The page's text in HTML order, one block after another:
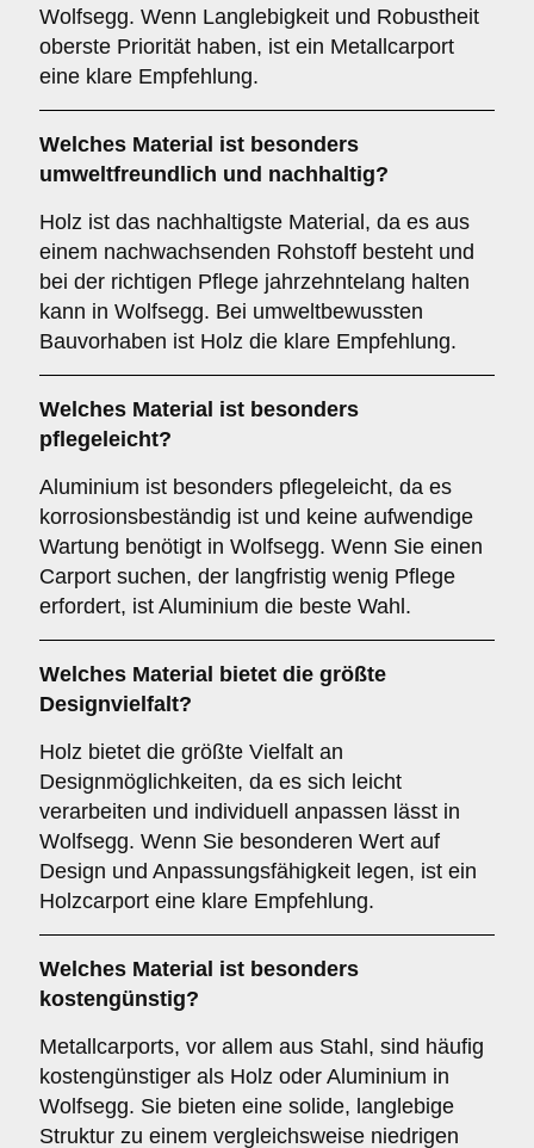
Wolfsegg. Wenn Langlebigkeit und Robustheit
oberste Priorität haben, ist ein Metallcarport
eine klare Empfehlung.
Welches Material ist besonders
umweltfreundlich und nachhaltig?
Holz ist das nachhaltigste Material, da es aus
einem nachwachsenden Rohstoff besteht und
bei der richtigen Pflege jahrzehntelang halten
kann in Wolfsegg. Bei umweltbewussten
Bauvorhaben ist Holz die klare Empfehlung.
Welches Material ist besonders
pflegeleicht?
Aluminium ist besonders pflegeleicht, da es
korrosionsbeständig ist und keine aufwendige
Wartung benötigt in Wolfsegg. Wenn Sie einen
Carport suchen, der langfristig wenig Pflege
erfordert, ist Aluminium die beste Wahl.
Welches Material bietet die größte
Designvielfalt?
Holz bietet die größte Vielfalt an
Designmöglichkeiten, da es sich leicht
verarbeiten und individuell anpassen lässt in
Wolfsegg. Wenn Sie besonderen Wert auf
Design und Anpassungsfähigkeit legen, ist ein
Holzcarport eine klare Empfehlung.
Welches Material ist besonders
kostengünstig?
Metallcarports, vor allem aus Stahl, sind häufig
kostengünstiger als Holz oder Aluminium in
Wolfsegg. Sie bieten eine solide, langlebige
Struktur zu einem vergleichsweise niedrigen